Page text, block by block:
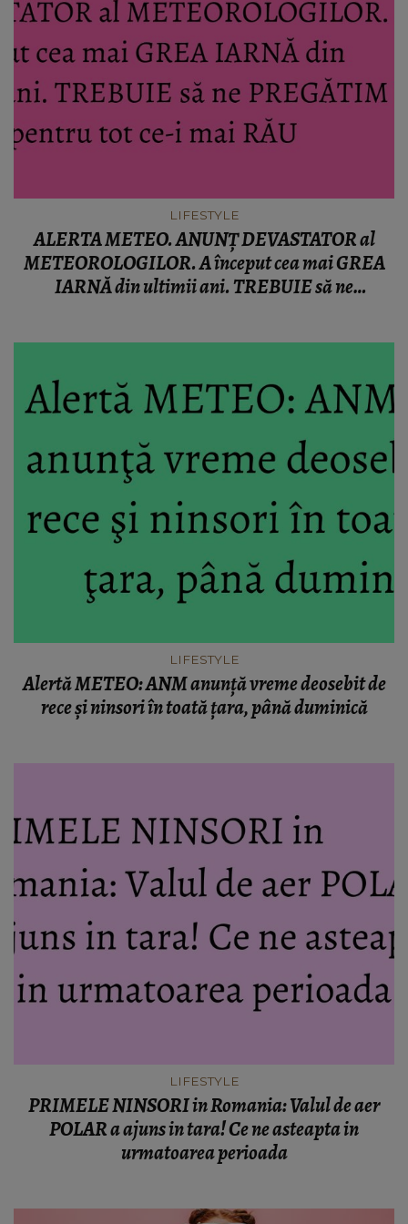
LIFESTYLE
ALERTA METEO. ANUNŢ DEVASTATOR al
METEOROLOGILOR. A început cea mai GREA
IARNĂ din ultimii ani. TREBUIE să ne
LIFESTYLE
Alertă METEO: ANM anunţă vreme deosebit de
rece şi ninsori în toată ţara, până duminică
LIFESTYLE
PRIMELE NINSORI in Romania: Valul de aer
POLAR a ajuns in tara! Ce ne asteapta in
urmatoarea perioada